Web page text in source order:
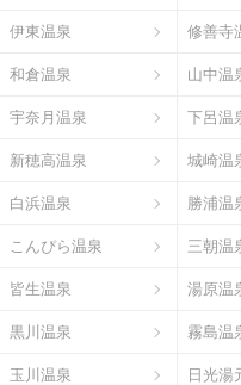
伊東温泉 修善寺
和倉温泉 山中温
宇奈月温泉 下呂温
新穂高温泉 城崎温
白浜温泉 勝浦温
こんぴら温泉 三朝温
皆生温泉 湯原温
黒川温泉 霧島温
玉川温泉 日光湯